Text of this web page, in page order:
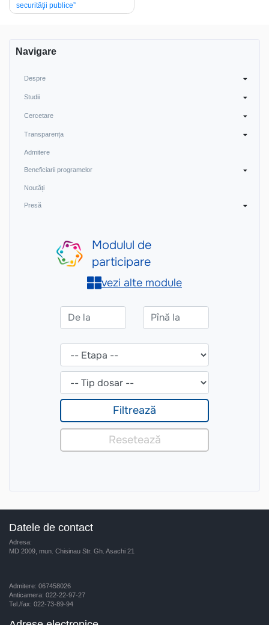
securităţii publice”
Navigare
Despre
Studii
Cercetare
Transparența
Admitere
Beneficiarii programelor
Noutăți
Presă
Datele de contact
Adresa:
MD 2009, mun. Chisinau Str. Gh. Asachi 21
Admitere: 067458026
Anticamera: 022-22-97-27
Tel./fax: 022-73-89-94